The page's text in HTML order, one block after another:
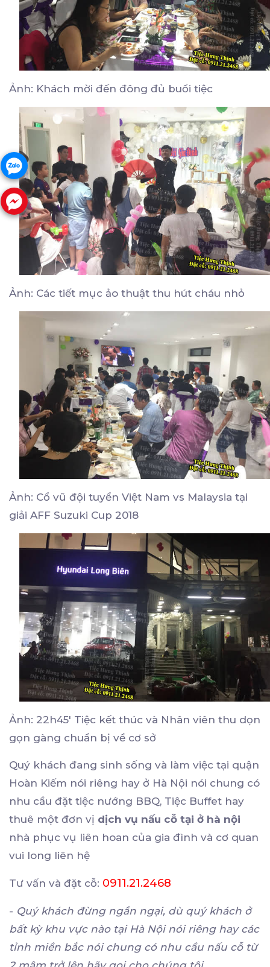
Ảnh: Khách mời đến đông đủ buổi tiệc
Ảnh: Các tiết mục ảo thuật thu hút cháu nhỏ
Ảnh: Cổ vũ đội tuyển Việt Nam vs Malaysia tại
giải AFF Suzuki Cup 2018
Ảnh: 22h45' Tiệc kết thúc và Nhân viên thu dọn
gọn gàng chuẩn bị về cơ sở
Quý khách đang sinh sống và làm việc tại quận
Hoàn Kiếm nói riêng hay ở Hà Nội nói chung có
nhu cầu đặt tiệc nướng BBQ, Tiệc Buffet hay
thuê một đơn vị dịch vụ nấu cỗ tại ở hà nội
nhà phục vụ liên hoan của gia đình và cơ quan
vui long liên hệ
Tư vấn và đặt cỗ: 0911.21.2468
- Quý khách đừng ngần ngại, dù quý khách ở
bất kỳ khu vực nào tại Hà Nội nói riêng hay các
tỉnh miền bắc nói chung có nhu cầu nấu cỗ từ